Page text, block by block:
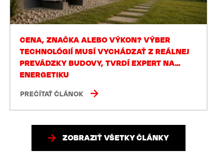
CENA, ZNAČKA ALEBO VÝKON? VÝBER
TECHNOLÓGIÍ MUSÍ VYCHÁDZAŤ Z REÁLNEJ
PREVÁDZKY BUDOVY, TVRDÍ EXPERT NA
ENERGETIKU
PREČÍTAŤ ČLÁNOK
ZOBRAZIŤ VŠETKY ČLÁNKY